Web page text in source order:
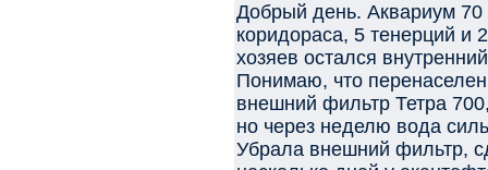
Добрый день. Аквариум
коридораса, 5 тенерций
хозяев остался
Понимаю, что
внешний фильтр Тетра
но через неделю вода
Убрала внешний фильтр,